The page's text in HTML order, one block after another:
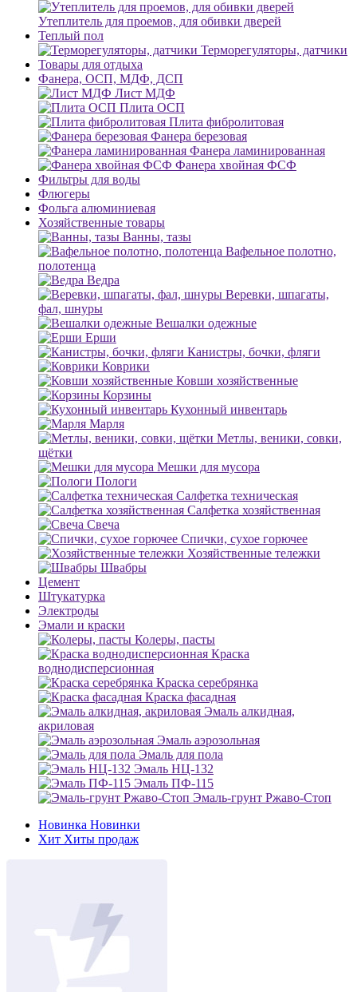
Утеплитель для проемов, для обивки дверей
Теплый пол
Терморегуляторы, датчики
Товары для отдыха
Фанера, ОСП, МДФ, ДСП
Лист МДФ
Плита ОСП
Плита фибролитовая
Фанера березовая
Фанера ламинированная
Фанера хвойная ФСФ
Фильтры для воды
Флюгеры
Фольга алюминиевая
Хозяйственные товары
Ванны, тазы
Вафельное полотно,
полотенца
Ведра
Веревки, шпагаты,
фал, шнуры
Вешалки одежные
Ерши
Канистры, бочки, фляги
Коврики
Ковши хозяйственные
Корзины
Кухонный инвентарь
Марля
Метлы, веники, совки,
щётки
Мешки для мусора
Пологи
Салфетка техническая
Салфетка хозяйственная
Свеча
Спички, сухое горючее
Хозяйственные тележки
Швабры
Цемент
Штукатурка
Электроды
Эмали и краски
Колеры, пасты
Краска
воднодисперсионная
Краска серебрянка
Краска фасадная
Эмаль алкидная,
акриловая
Эмаль аэрозольная
Эмаль для пола
Эмаль НЦ-132
Эмаль ПФ-115
Эмаль-грунт Ржаво-Стоп
Новинка Новинки
Хит Хиты продаж